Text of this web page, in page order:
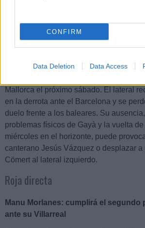
CONFIRM
Data Deletion Data Access
Toni Lato (Valencia): ¿arriesgar con
Mallorca el próximo sábado. El lateral
en la derrota ante el Barcelona y se
duelo frente a los baleares. Su
problemas físicos de Gayà y la vuelta
miércoles en el horizonte, puede
canterano Jesús Vázquez o desplazar a
Cömert al lateral izquierdo.
Roja directa
Manu Morlanes: cumplirá el segundo
ante su Villarreal